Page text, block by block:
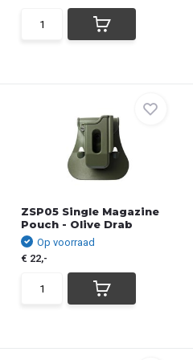
ZSP05 Single Magazine
Pouch - Olive Drab
Op voorraad
€ 22,-